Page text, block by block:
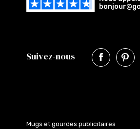
Suivez-nous
Mugs et gourdes publicitaires